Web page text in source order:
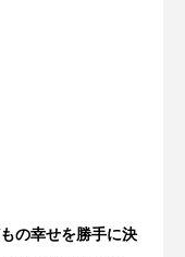
の幸せを勝手に決